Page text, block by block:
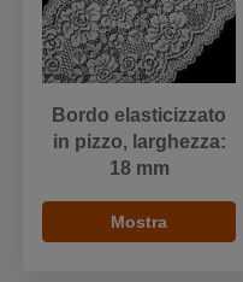
Bordo elasticizzato
in pizzo, larghezza:
18 mm
Mostra